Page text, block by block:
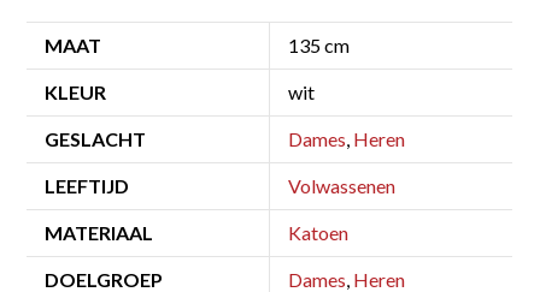
MAAT 135 cm
KLEUR wit
GESLACHT Dames, Heren
LEEFTIJD Volwassenen
MATERIAAL Katoen
DOELGROEP Dames, Heren